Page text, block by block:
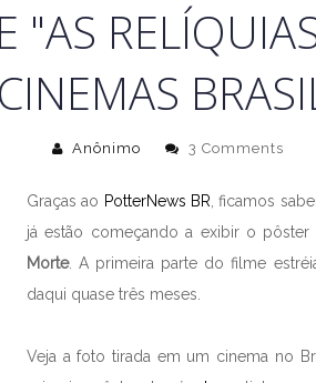
"AS
Anônimo 3 Comments
Graças ao PotterNews BR , ficamos
já estão começando a exibir o pôster
Morte. A primeira parte do filme
daqui quase três meses.
Veja a foto tirada em um cinema no